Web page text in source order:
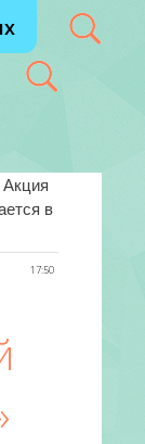
Акция
в
17:50